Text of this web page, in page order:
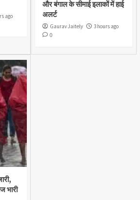
ago
और बंगाल के सीमाई इलाकों में हाई
अलर्ट
Gaurav Jaitely
3 hours ago
0
भारी